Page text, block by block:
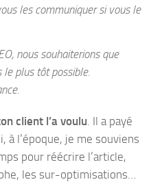
les communiquer si vous le
nous souhaiterions que
le plus tôt possible.
client l’a voulu . Il a payé
à l’époque, je me souviens
pour réécrire l’article,
les sur-optimisations…